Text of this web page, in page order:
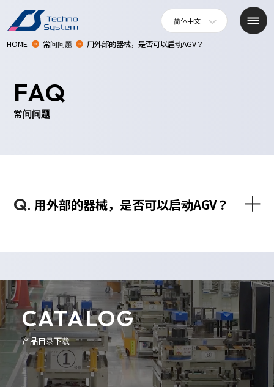
简体中文
HOME 常问问题 用外部的器械，是否可以启动AGV？
FAQ
常问问题
Q. 用外部的器械，是否可以启动AGV？
CATALOG
产品目录下载